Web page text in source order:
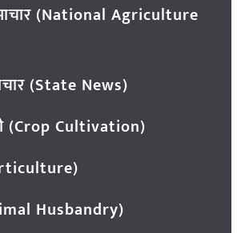
(National Agriculture
(State News)
Cultivation)
Husbandry)